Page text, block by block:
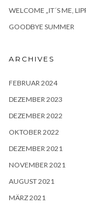
WELCOME „IT´S ME,
GOODBYE SUMMER
ARCHIVES
FEBRUAR 2024
DEZEMBER 2023
DEZEMBER 2022
OKTOBER 2022
DEZEMBER 2021
NOVEMBER 2021
AUGUST 2021
MÄRZ 2021